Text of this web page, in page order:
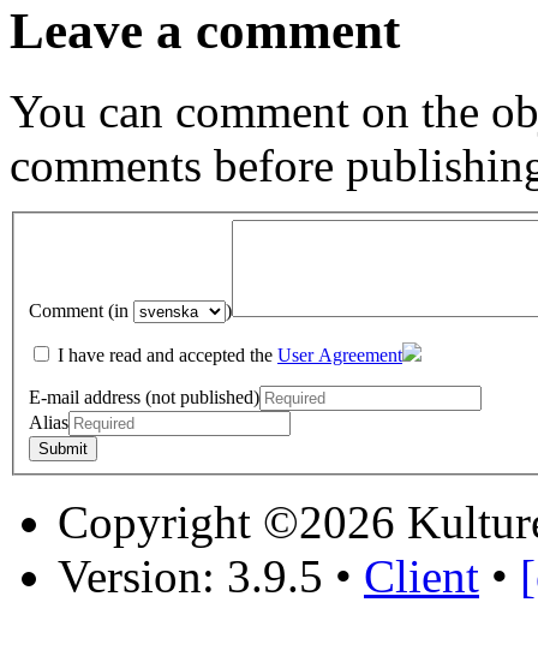
Leave a comment
You can comment on the
comments before
Comment (in )
I have read and accepted the User Agreement
E-mail address (not published)
Alias
Copyright ©2026
Version: 3.9.5 • Client •